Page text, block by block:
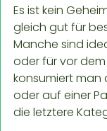
Es ist kein
gleich gut für
Manche sind
oder für vor
konsumiert man
oder auf einer
die letztere